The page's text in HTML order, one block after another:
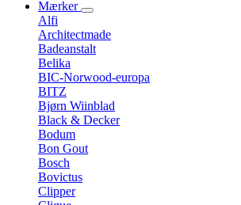
Mærker
Alfi
Architectmade
Badeanstalt
Belika
BIC-Norwood-europa
BITZ
Bjørn Wiinblad
Black & Decker
Bodum
Bon Gout
Bosch
Bovictus
Clipper